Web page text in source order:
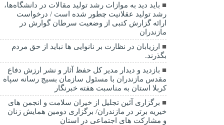
باید دید به موازات رشد تولید مقالات در دانشگاه‌ها،
رشد تولید عقلانیت چطور شده است / درخواست
ارائه گزارش کتبی از وضعیت سرطان گوارش در
مازندران
ارزیابان در نظارت بر نانوایی ها نباید از حق مردم
بگذرند.
بازدید و دیدار مدیر کل حفظ آثار و نشر ارزش دفاع
مقدس مازندران با مسئول سازمان بسیج رسانه سپاه
کربلا استان به مناسبت هفته خبرنگار
برگزاری آئین تجلیل از خیران سلامت و انجمن های
خیریه برتر در مازندران/ برگزاری دومین همایش زنان
و مشارکت های اجتماعی در استان